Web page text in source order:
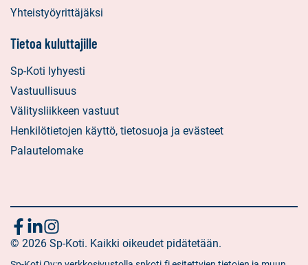
Yhteistyöyrittäjäksi
Tietoa kuluttajille
Sp-Koti lyhyesti
Vastuullisuus
Välitysliikkeen vastuut
Henkilötietojen käyttö, tietosuoja ja evästeet
Palautelomake
Seuraa
meitä
Sosiaalinen
media:
facebook
Sosiaalinen
media:
linkedin
Sosiaalinen
media:
instagram
© 2026 Sp-Koti. Kaikki oikeudet pidätetään.